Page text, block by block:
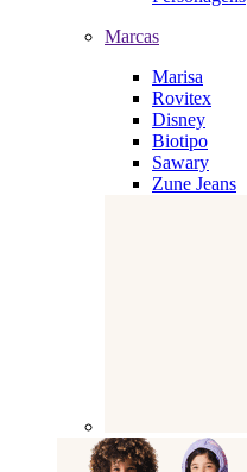
Marcas
Marisa
Rovitex
Disney
Biotipo
Sawary
Zune Jeans